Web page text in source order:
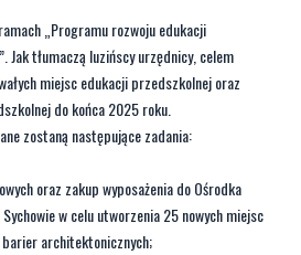
„Programu rozwoju edukacji
Jak tłumaczą luzińscy urzędnicy, celem
miejsc edukacji przedszkolnej oraz
do końca 2025 roku.
zostaną następujące zadania:
oraz zakup wyposażenia do Ośrodka
w celu utworzenia 25 nowych miejsc
architektonicznych;